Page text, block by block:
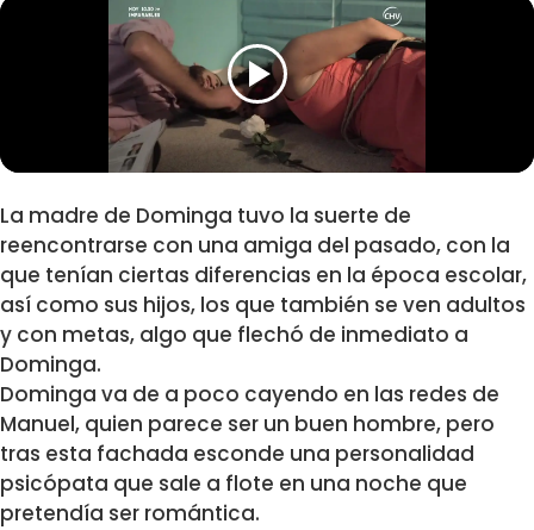
La madre de Dominga tuvo la suerte de
reencontrarse con una amiga del pasado, con la
que tenían ciertas diferencias en la época escolar,
así como sus hijos, los que también se ven adultos
y con metas, algo que flechó de inmediato a
Dominga.
Dominga va de a poco cayendo en las redes de
Manuel, quien parece ser un buen hombre, pero
tras esta fachada esconde una personalidad
psicópata que sale a flote en una noche que
pretendía ser romántica.